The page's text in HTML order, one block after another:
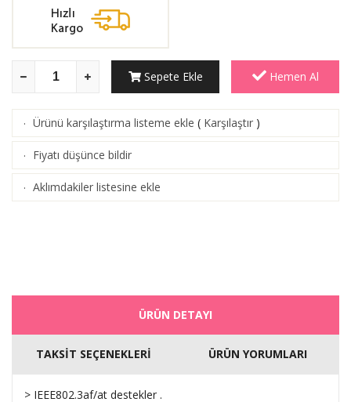
Sepete Ekle Hemen Al
· Ürünü karşılaştırma listeme ekle ( Karşılaştır )
· Fiyatı düşünce bildir
· Aklımdakiler listesine ekle
ÜRÜN DETAYI
TAKSİT SEÇENEKLERİ ÜRÜN YORUMLARI
> IEEE802.3af/at destekler .